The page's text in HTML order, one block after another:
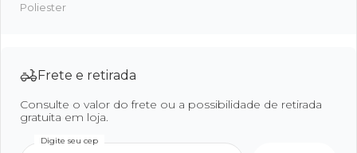
Poliester
Frete e retirada
Consulte o valor do frete ou a possibilidade de retirada
gratuita em loja.
Digite seu cep